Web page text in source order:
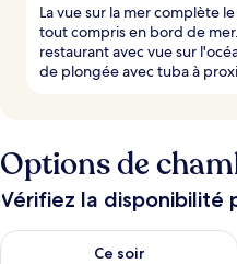
La vue sur la mer complète
tout compris en bord de
restaurant avec vue sur
de plongée avec tuba à
Options de
Vérifiez la disponibilité
Ce soir
Vérifier la disponibilité pour